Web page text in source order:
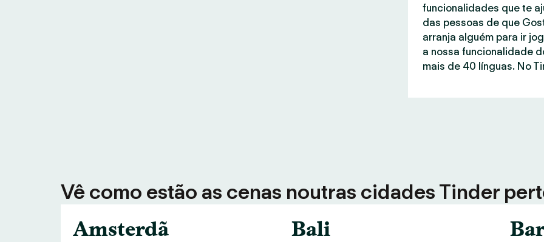
funcionalidades que te
das pessoas de que
arranja alguém para ir
a nossa funcionalidade
mais de 40 línguas. No
Vê como estão as cenas noutras cidades Tinder
Amsterdã
Bali